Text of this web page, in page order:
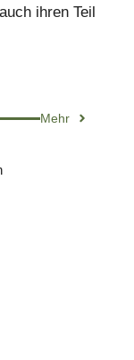
ihren Teil
Mehr